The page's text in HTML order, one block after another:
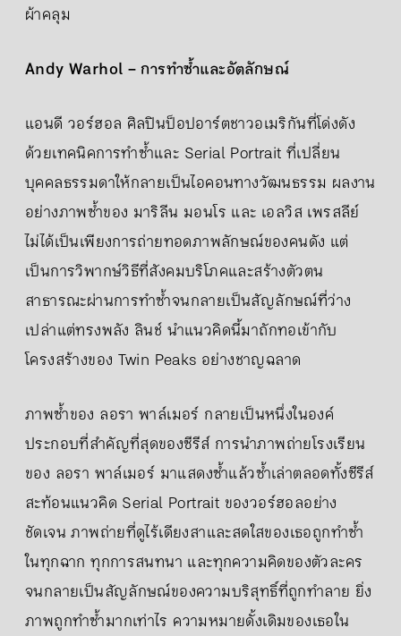
ผ้าคลุม
Andy Warhol – การทำซ้ำและอัตลักษณ์
แอนดี วอร์ฮอล ศิลปินป็อปอาร์ตชาวอเมริกันที่โด่งดัง
ด้วยเทคนิคการทำซ้ำและ Serial Portrait ที่เปลี่ยน
บุคคลธรรมดาให้กลายเป็นไอคอนทางวัฒนธรรม ผลงาน
อย่างภาพซ้ำของ มาริลีน มอนโร และ เอลวิส เพรสลีย์
ไม่ได้เป็นเพียงการถ่ายทอดภาพลักษณ์ของคนดัง แต่
เป็นการวิพากษ์วิธีที่สังคมบริโภคและสร้างตัวตน
สาธารณะผ่านการทำซ้ำจนกลายเป็นสัญลักษณ์ที่ว่าง
เปล่าแต่ทรงพลัง ลินช์ นำแนวคิดนี้มาถักทอเข้ากับ
โครงสร้างของ Twin Peaks อย่างชาญฉลาด
ภาพซ้ำของ ลอรา พาล์เมอร์ กลายเป็นหนึ่งในองค์
ประกอบที่สำคัญที่สุดของซีรีส์ การนำภาพถ่ายโรงเรียน
ของ ลอรา พาล์เมอร์ มาแสดงซ้ำแล้วซ้ำเล่าตลอดทั้งซีรีส์
สะท้อนแนวคิด Serial Portrait ของวอร์ฮอลอย่าง
ชัดเจน ภาพถ่ายที่ดูไร้เดียงสาและสดใสของเธอถูกทำซ้ำ
ในทุกฉาก ทุกการสนทนา และทุกความคิดของตัวละคร
จนกลายเป็นสัญลักษณ์ของความบริสุทธิ์ที่ถูกทำลาย ยิ่ง
ภาพถูกทำซ้ำมากเท่าไร ความหมายดั้งเดิมของเธอใน